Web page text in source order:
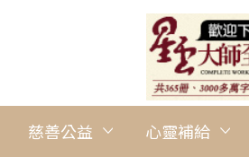
慈善公益 心靈補給